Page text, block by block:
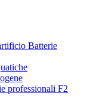
Batterie
professionali F2